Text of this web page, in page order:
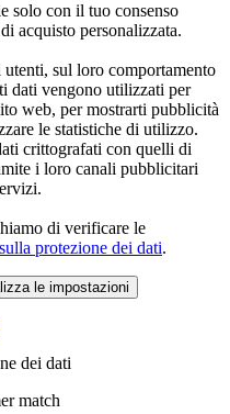
solo con il tuo consenso
acquisto personalizzata.
sul loro comportamento
dati vengono utilizzati per
web, per mostrarti pubblicità
le statistiche di utilizzo.
crittografati con quelli di
i loro canali pubblicitari
di verificare le
protezione dei dati.
le impostazioni
dei dati
match